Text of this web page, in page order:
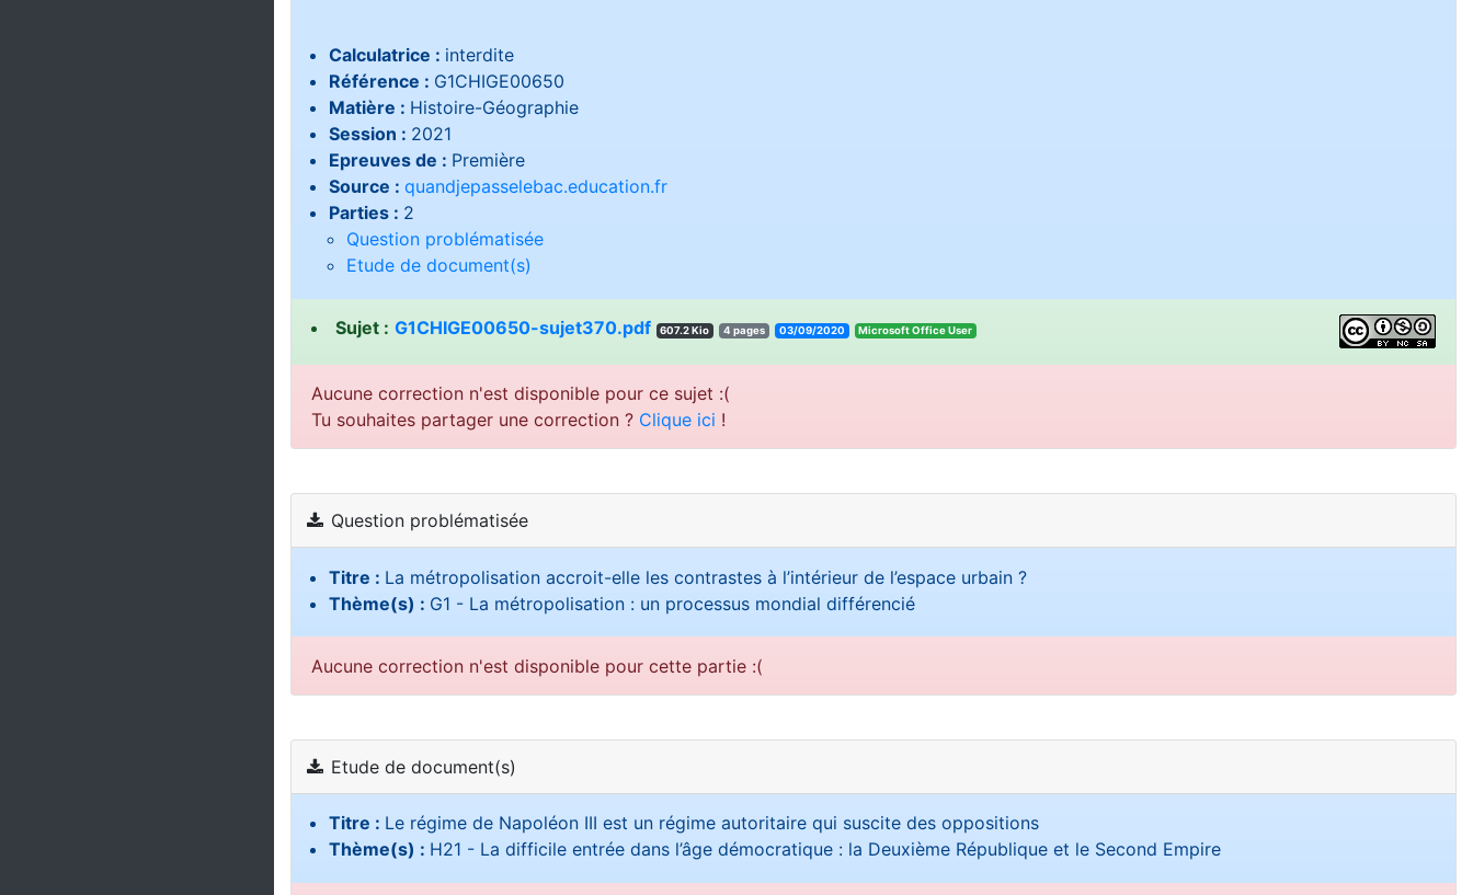
Calculatrice : interdite
Référence : G1CHIGE00650
Matière : Histoire-Géographie
Session : 2021
Epreuves de : Première
Source : quandjepasselebac.education.fr
Parties : 2
Question problématisée
Etude de document(s)
Sujet : G1CHIGE00650-sujet370.pdf 607.2 Kio 4 pages 03/09/2020 resU eciffO tfosorciM
Aucune correction n'est disponible pour ce sujet :(
Tu souhaites partager une correction ? Clique ici !
Question problématisée
Titre : La métropolisation accroit-elle les contrastes à l’intérieur de l’espace urbain ?
Thème(s) : G1 - La métropolisation : un processus mondial différencié
Aucune correction n'est disponible pour cette partie :(
Etude de document(s)
Titre : Le régime de Napoléon III est un régime autoritaire qui suscite des oppositions
Thème(s) : H21 - La difficile entrée dans l’âge démocratique : la Deuxième République et le Second Empire